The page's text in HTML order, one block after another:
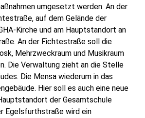
umgesetzt werden. An der
auf dem Gelände der
Kirche und am Hauptstandort an
An der Fichtestraße soll die
Mehrzweckraum und Musikraum
Die Verwaltung zieht an die Stelle
Die Mensa wiederum in das
Hier soll es auch eine neue
der Gesamtschule
Egelsfurthstraße wird ein